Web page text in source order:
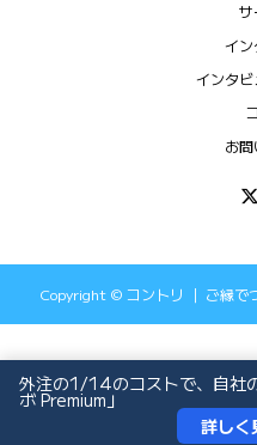
サ
イン
インタ
お
Copyright © コントリ ｜ ご縁で
インタビュー依頼
外注の1/14のコストで、自社
ボ Premium」
詳し